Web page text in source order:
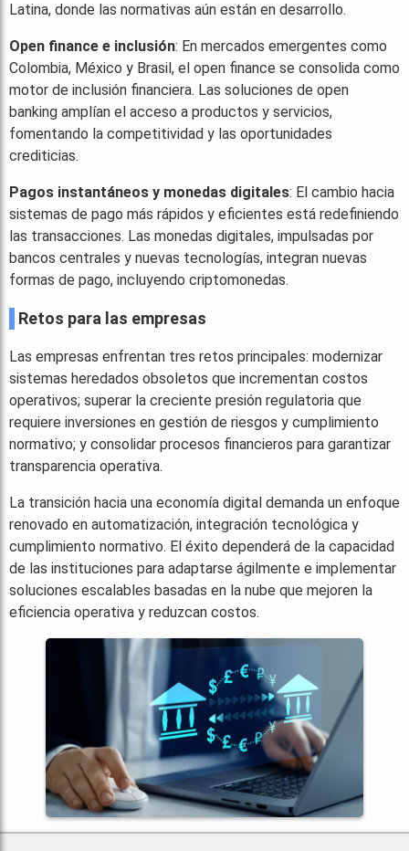
Latina, donde las normativas aún están en desarrollo.
Open finance e inclusión: En mercados emergentes como
Colombia, México y Brasil, el open finance se consolida como
motor de inclusión financiera. Las soluciones de open
banking amplían el acceso a productos y servicios,
fomentando la competitividad y las oportunidades
crediticias.
Pagos instantáneos y monedas digitales: El cambio hacia
sistemas de pago más rápidos y eficientes está redefiniendo
las transacciones. Las monedas digitales, impulsadas por
bancos centrales y nuevas tecnologías, integran nuevas
formas de pago, incluyendo criptomonedas.
Retos para las empresas
Las empresas enfrentan tres retos principales: modernizar
sistemas heredados obsoletos que incrementan costos
operativos; superar la creciente presión regulatoria que
requiere inversiones en gestión de riesgos y cumplimiento
normativo; y consolidar procesos financieros para garantizar
transparencia operativa.
La transición hacia una economía digital demanda un enfoque
renovado en automatización, integración tecnológica y
cumplimiento normativo. El éxito dependerá de la capacidad
de las instituciones para adaptarse ágilmente e implementar
soluciones escalables basadas en la nube que mejoren la
eficiencia operativa y reduzcan costos.